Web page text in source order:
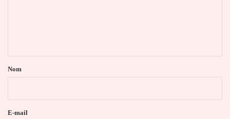
a
e
Nom
E-mail